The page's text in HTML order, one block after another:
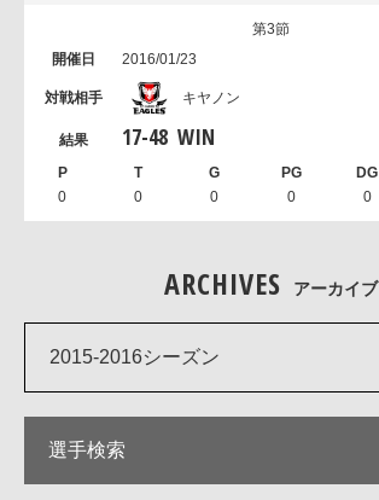
第3節
2016/01/23
キヤノン
17-48 WIN
0 0 0 0 0
ARCHIVES アーカイブ
2015-2016シーズン
選手検索